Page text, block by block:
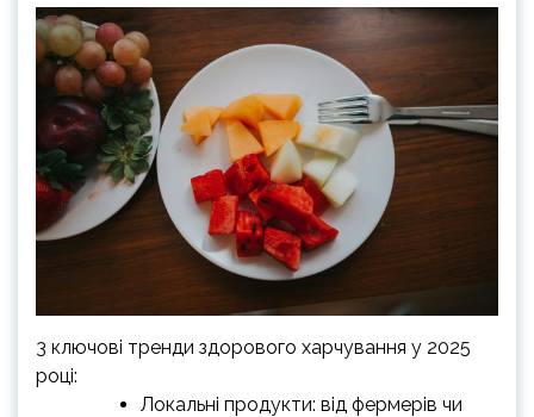
3 ключові тренди здорового харчування у 2025
році:
Локальні продукти: від фермерів чи